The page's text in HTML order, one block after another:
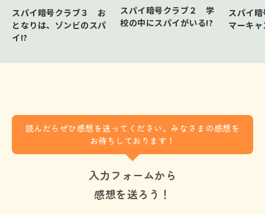
スパイ暗号クラブ３ お
となりは、ゾンビのスパ
イ!?
スパイ暗号クラブ２ 学
校の中にスパイがいる!?
スパイ
マーキ
読んだらぜひ感想を送ってください。みなさまの感想を
お待ちしております！
入力フォームから
感想を送ろう！